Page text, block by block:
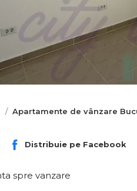
Apartamente de vânzare
Distribuie pe Facebook
spre vanzare